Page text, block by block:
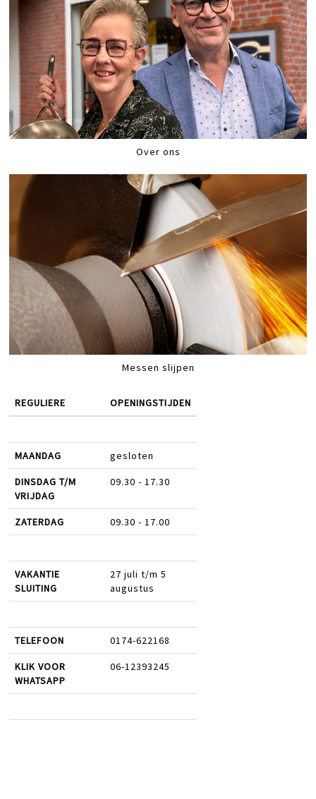
Over ons
Messen slijpen
REGULIERE OPENINGSTIJDEN
MAANDAG gesloten
DINSDAG T/M
VRIJDAG
09.30 - 17.30
ZATERDAG 09.30 - 17.00
VAKANTIE
SLUITING
27 juli t/m 5
augustus
TELEFOON 0174-622168
KLIK VOOR
WHATSAPP
06-12393245